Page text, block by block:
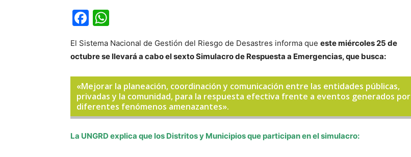
Facebook
El Sistema Nacional de Gestión del Riesgo de Desastres informa que este miércoles 25 de
octubre se llevará a cabo el sexto Simulacro de Respuesta a Emergencias, que busca:
«Mejorar la planeación, coordinación y comunicación entre las entidades públicas,
privadas y la comunidad, para la respuesta efectiva frente a eventos generados por
diferentes fenómenos amenazantes».
La UNGRD explica que los Distritos y Municipios que participan en el simulacro: